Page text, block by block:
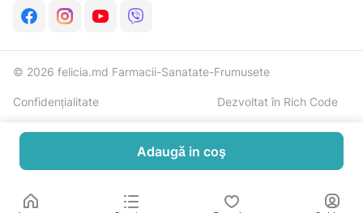
© 2026 felicia.md Farmacii-Sanatate-Frumusete
Confidențialitate Dezvoltat în Rich Code
Adaugă in coş